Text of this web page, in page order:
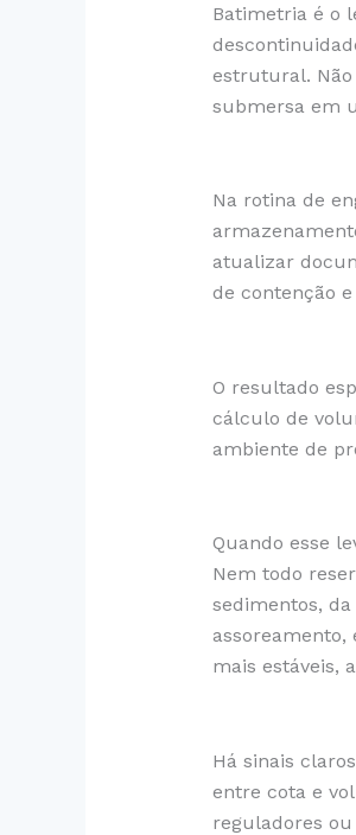
Batimetria é o
estrutural.
submersa em
Na rotina de
atualizar
de contenção
O resultado
cálculo de
ambiente de
Quando esse
Nem todo
sedimentos,
mais estáveis,
Há sinais
entre cota e
reguladores